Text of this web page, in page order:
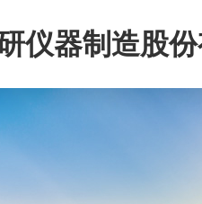
仪器制造股